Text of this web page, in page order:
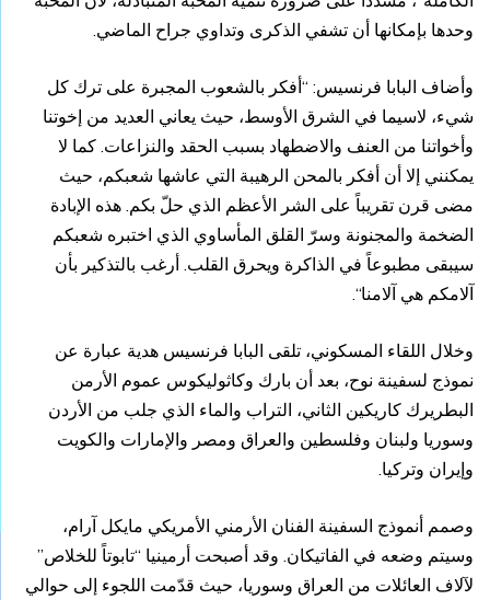
وحدها بإمكانها أن تشفي الذكرى وتداوي جراح الماضي.
وأضاف البابا فرنسيس: “أفكر بالشعوب المجبرة على ترك كل
شيء، لاسيما في الشرق الأوسط، حيث يعاني العديد من إخوتنا
وأخواتنا من العنف والاضطهاد بسبب الحقد والنزاعات. كما لا
يمكنني إلا أن أفكر بالمحن الرهيبة التي عاشها شعبكم، حيث
مضى قرن تقريباً على الشر الأعظم الذي حلّ بكم. هذه الإبادة
الضخمة والمجنونة وسرّ القلق المأساوي الذي اختبره شعبكم
سيبقى مطبوعاً في الذاكرة ويحرق القلب. أرغب بالتذكير بأن
آلامكم هي آلامنا“.
وخلال اللقاء المسكوني، تلقى البابا فرنسيس هدية عبارة عن
نموذج لسفينة نوح، بعد أن بارك وكاثوليكوس عموم الأرمن
البطريرك كاريكين الثاني، التراب والماء الذي جلب من الأردن
وسوريا ولبنان وفلسطين والعراق ومصر والإمارات والكويت
وإيران وتركيا.
وصمم أنموذج السفينة الفنان الأرمني الأمريكي مايكل آرام،
وسيتم وضعه في الفاتيكان. وقد أصبحت أرمينيا “تابوتاً للخلاص”
لآلاف العائلات من العراق وسوريا، حيث قدّمت اللجوء إلى حوالي